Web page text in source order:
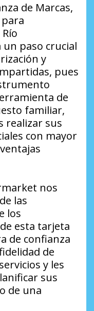
de Marcas,
paso crucial
y
pues
de
familiar,
realizar sus
con mayor
nos
las
los
esta tarjeta
de confianza
de
y les
sus
de una